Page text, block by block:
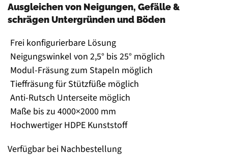
Ausgleichen von Neigungen, Gefälle &
schrägen Untergründen und Böden
Frei konfigurierbare Lösung
Neigungswinkel von 2,5° bis 25° möglich
Modul-Fräsung zum Stapeln möglich
Tieffräsung für Stützfüße möglich
Anti-Rutsch Unterseite möglich
Maße bis zu 4000×2000 mm
Hochwertiger HDPE Kunststoff
Verfügbar bei Nachbestellung